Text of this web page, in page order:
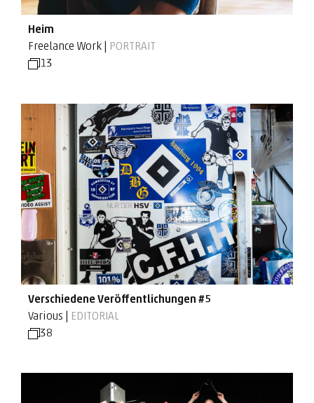
Heim
Freelance Work |
PORTRAIT
13
Verschiedene Veröffentlichungen #5
Various |
EDITORIAL
38